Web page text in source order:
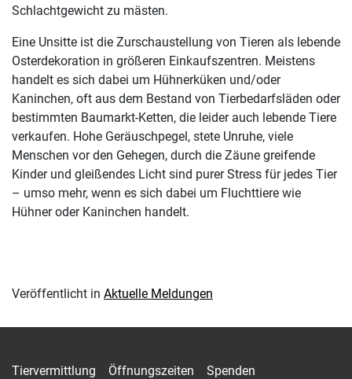
Schlachtgewicht zu mästen.
Eine Unsitte ist die Zurschaustellung von Tieren als lebende
Osterdekoration in größeren Einkaufszentren. Meistens
handelt es sich dabei um Hühnerküken und/oder
Kaninchen, oft aus dem Bestand von Tierbedarfsläden oder
bestimmten Baumarkt-Ketten, die leider auch lebende Tiere
verkaufen. Hohe Geräuschpegel, stete Unruhe, viele
Menschen vor den Gehegen, durch die Zäune greifende
Kinder und gleißendes Licht sind purer Stress für jedes Tier
– umso mehr, wenn es sich dabei um Fluchttiere wie
Hühner oder Kaninchen handelt.
Veröffentlicht in Aktuelle Meldungen
Tiervermittlung Öffnungszeiten Spenden